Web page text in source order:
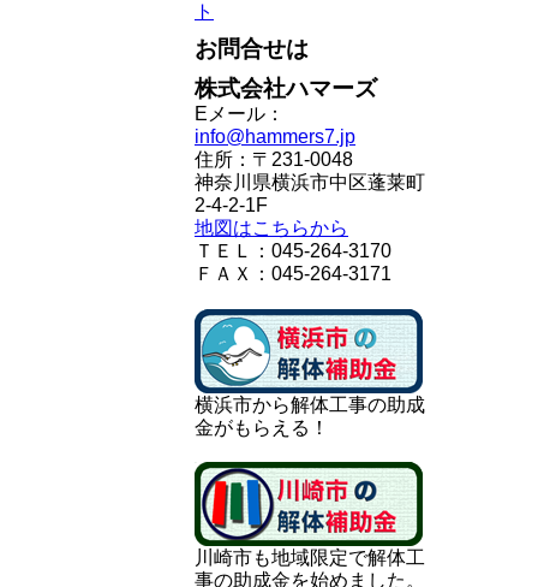
ト
お問合せは
株式会社ハマーズ
Eメール：
info@hammers7.jp
住所：〒231-0048
神奈川県横浜市中区蓬莱町
2-4-2-1F
地図はこちらから
ＴＥＬ：045-264-3170
ＦＡＸ：045-264-3171
横浜市から解体工事の助成
金がもらえる！
川崎市も地域限定で解体工
事の助成金を始めました。